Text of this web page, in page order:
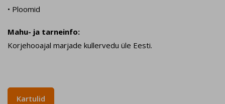
• Ploomid
Mahu- ja tarneinfo:
Korjehooajal marjade kullervedu üle Eesti.
Kartulid